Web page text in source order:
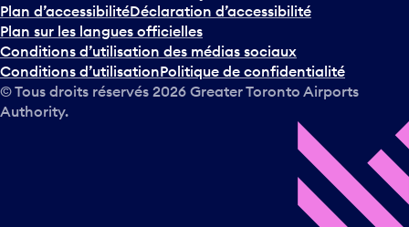
Plan d’accessibilitéDéclaration d’accessibilité
Plan sur les langues officielles
Conditions d’utilisation des médias sociaux
Conditions d’utilisationPolitique de confidentialité
© Tous droits réservés 2026 Greater Toronto Airports
Authority.